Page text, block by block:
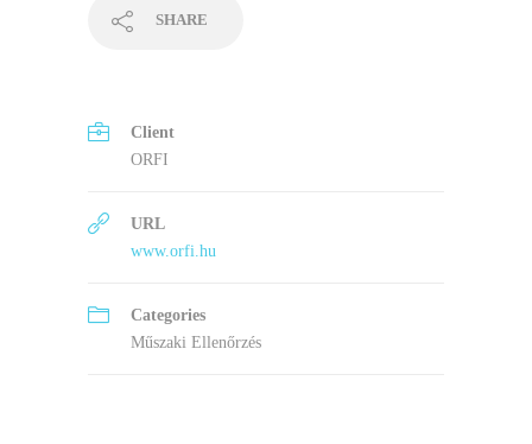
SHARE
Client
ORFI
URL
www.orfi.hu
Categories
Műszaki Ellenőrzés